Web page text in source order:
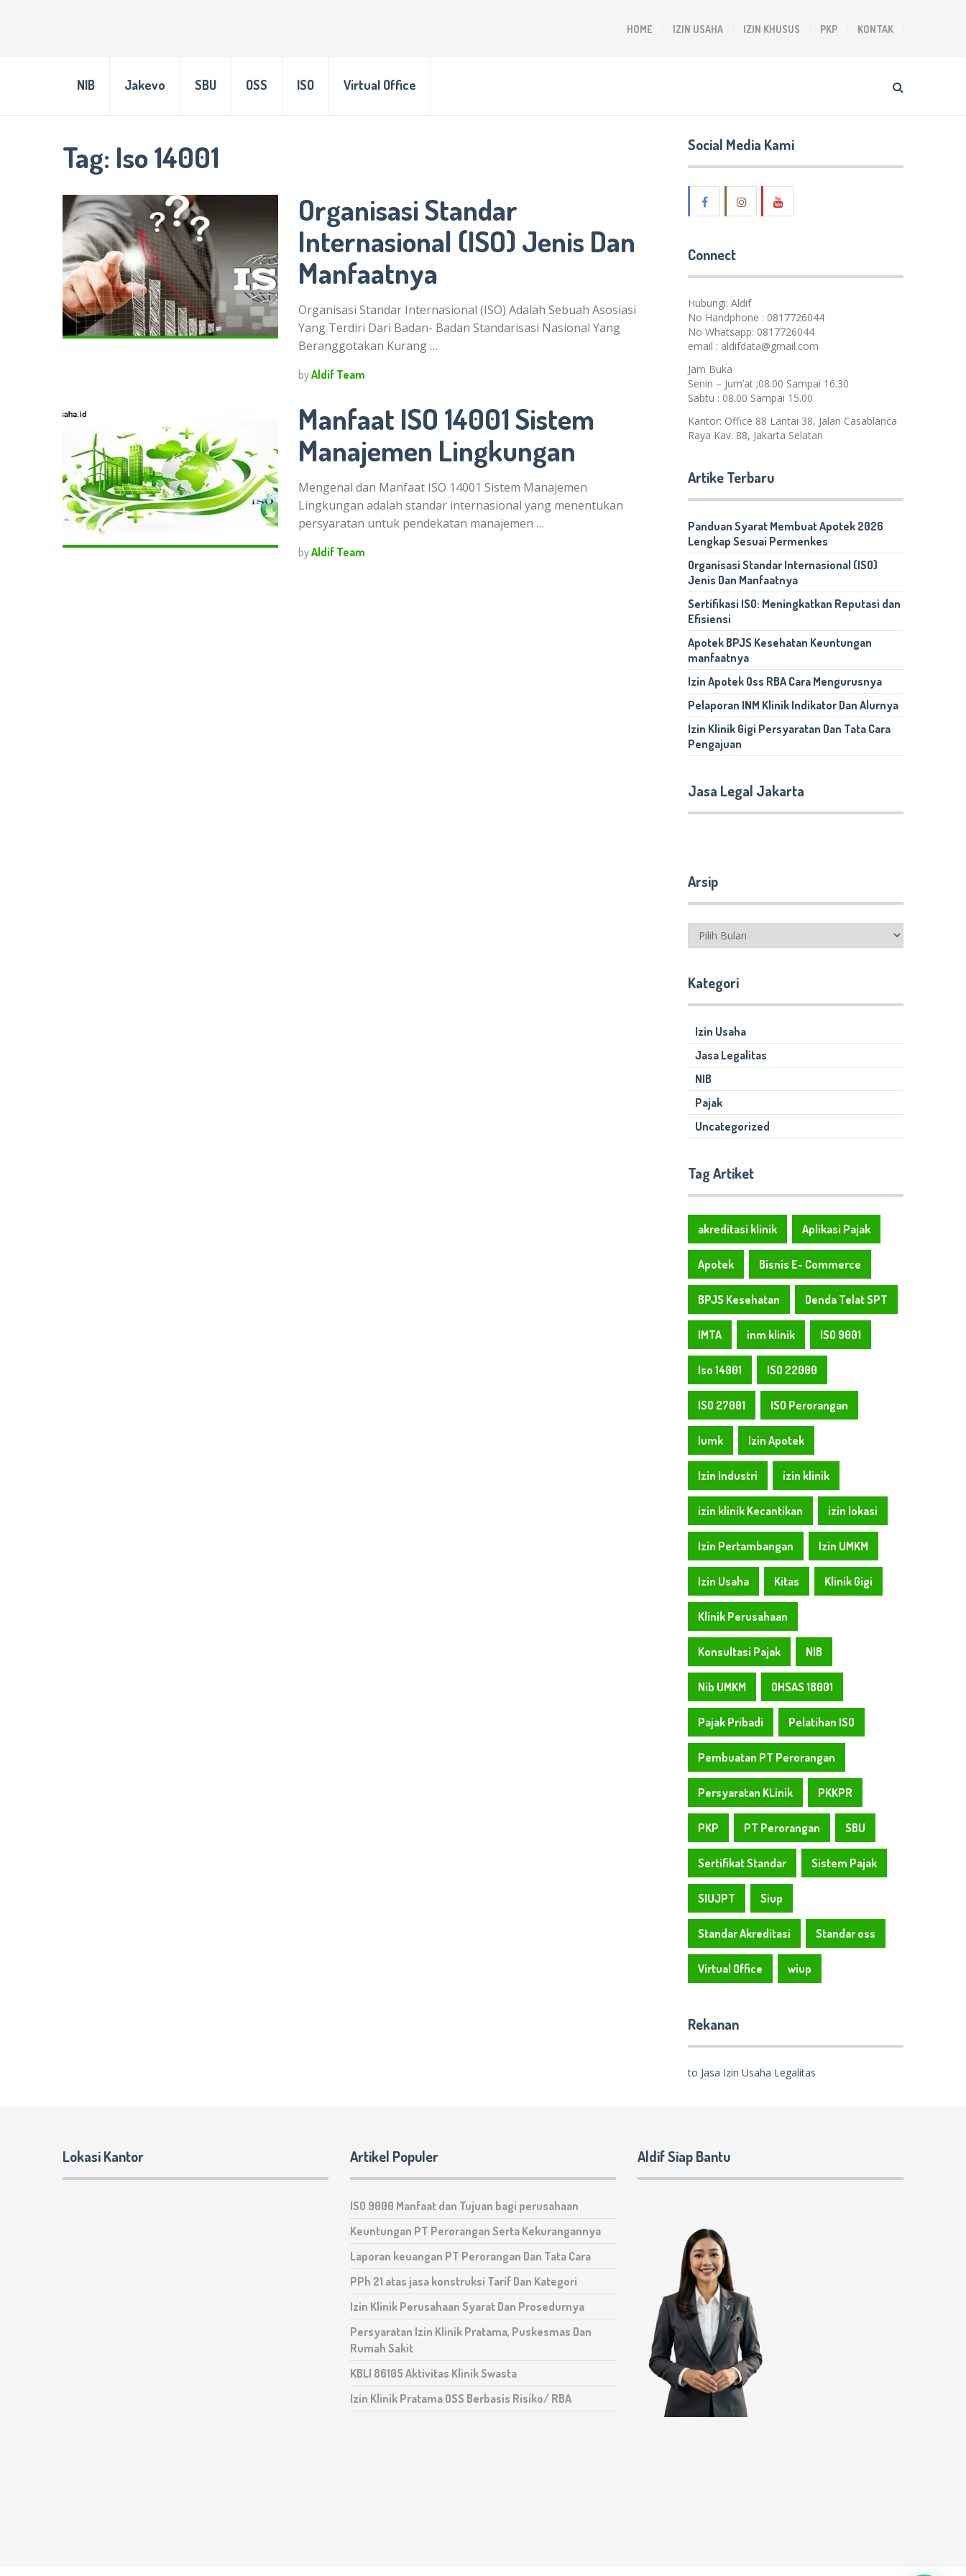
HOME IZIN USAHA IZIN KHUSUS PKP KONTAK
NIB Jakevo SBU OSS ISO Virtual Office
Tag: Iso 14001
Organisasi Standar
Internasional (ISO) Jenis Dan
Manfaatnya
Organisasi Standar Internasional (ISO) Adalah Sebuah Asosiasi
Yang Terdiri Dari Badan- Badan Standarisasi Nasional Yang
Beranggotakan Kurang …
byAldif Team
Manfaat ISO 14001 Sistem
Manajemen Lingkungan
Mengenal dan Manfaat ISO 14001 Sistem Manajemen
Lingkungan adalah standar internasional yang menentukan
persyaratan untuk pendekatan manajemen …
byAldif Team
Social Media Kami
Connect
Hubungi: Aldif
No Handphone : 0817726044
No Whatsapp: 0817726044
email : aldifdata@gmail.com
Jam Buka
Senin – Jum’at ;08.00 Sampai 16.30
Sabtu : 08.00 Sampai 15.00
Kantor: Office 88 Lantai 38, Jalan Casablanca
Raya Kav. 88, Jakarta Selatan
Artike Terbaru
Panduan Syarat Membuat Apotek 2026
Lengkap Sesuai Permenkes
Organisasi Standar Internasional (ISO)
Jenis Dan Manfaatnya
Sertifikasi ISO: Meningkatkan Reputasi dan
Efisiensi
Apotek BPJS Kesehatan Keuntungan
manfaatnya
Izin Apotek Oss RBA Cara Mengurusnya
Pelaporan INM Klinik Indikator Dan Alurnya
Izin Klinik Gigi Persyaratan Dan Tata Cara
Pengajuan
Jasa Legal Jakarta
Arsip
Arsip
Kategori
Izin Usaha
Jasa Legalitas
NIB
Pajak
Uncategorized
Tag Artiket
akreditasi klinik Aplikasi Pajak
Apotek Bisnis E- Commerce
BPJS Kesehatan Denda Telat SPT
IMTA inm klinik ISO 9001
Iso 14001 ISO 22000
ISO 27001 ISO Perorangan
Iumk Izin Apotek
Izin Industri izin klinik
izin klinik Kecantikan izin lokasi
Izin Pertambangan Izin UMKM
Izin Usaha Kitas Klinik Gigi
Klinik Perusahaan
Konsultasi Pajak NIB
Nib UMKM OHSAS 18001
Pajak Pribadi Pelatihan ISO
Pembuatan PT Perorangan
Persyaratan KLinik PKKPR
PKP PT Perorangan SBU
Sertifikat Standar Sistem Pajak
SIUJPT Siup
Standar Akreditasi Standar oss
Virtual Office wiup
Rekanan
to Jasa Izin Usaha Legalitas
Lokasi Kantor Artikel Populer
ISO 9000 Manfaat dan Tujuan bagi perusahaan
Keuntungan PT Perorangan Serta Kekurangannya
Laporan keuangan PT Perorangan Dan Tata Cara
PPh 21 atas jasa konstruksi Tarif Dan Kategori
Izin Klinik Perusahaan Syarat Dan Prosedurnya
Persyaratan Izin Klinik Pratama, Puskesmas Dan
Rumah Sakit
KBLI 86105 Aktivitas Klinik Swasta
Izin Klinik Pratama OSS Berbasis Risiko/ RBA
Aldif Siap Bantu